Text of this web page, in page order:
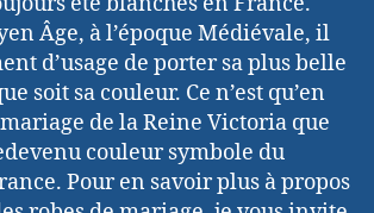
Âge, à l’époque Médiévale, il
d’usage de porter sa plus belle
soit sa couleur. Ce n’est qu’en
de la Reine Victoria que
couleur symbole du
Pour en savoir plus à propos